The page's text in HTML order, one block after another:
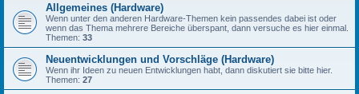
Allgemeines (Hardware)
Wenn unter den anderen Hardware-Themen kein passendes dabei ist oder
wenn das Thema mehrere Bereiche überspant, dann versuche es hier einmal.
Themen: 33
Neuentwicklungen und Vorschläge (Hardware)
Wenn ihr Ideen zu neuen Entwicklungen habt, dann diskutiert sie bitte hier.
Themen: 27